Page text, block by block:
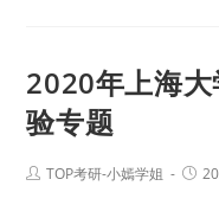
2020年上海
验专题
TOP考研-小嫣学姐